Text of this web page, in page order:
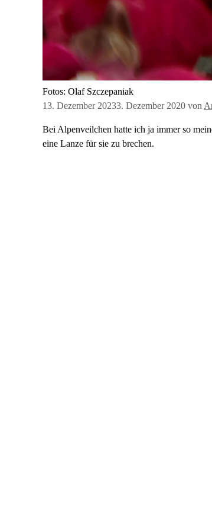
Fotos: Olaf Szczepaniak
13. Dezember 20233. Dezember 2020 von
Bei Alpenveilchen hatte ich ja immer so
eine Lanze für sie zu brechen.